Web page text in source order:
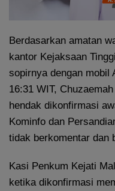
Berdasarkan amatan
kantor Kejaksaan
sopirnya dengan mobil
16:31 WIT,
hendak dikonfirmasi
Kominfo dan
tidak berkomentar dan
Kasi Penkum Kejati
ketika dikonfirmasi